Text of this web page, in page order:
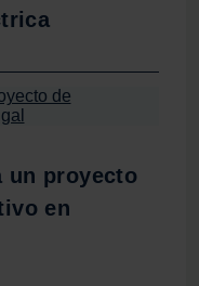
un proyecto
en